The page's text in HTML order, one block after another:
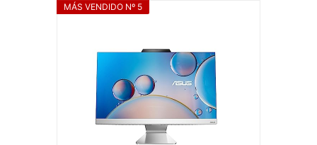
MÁS VENDIDO Nº 5